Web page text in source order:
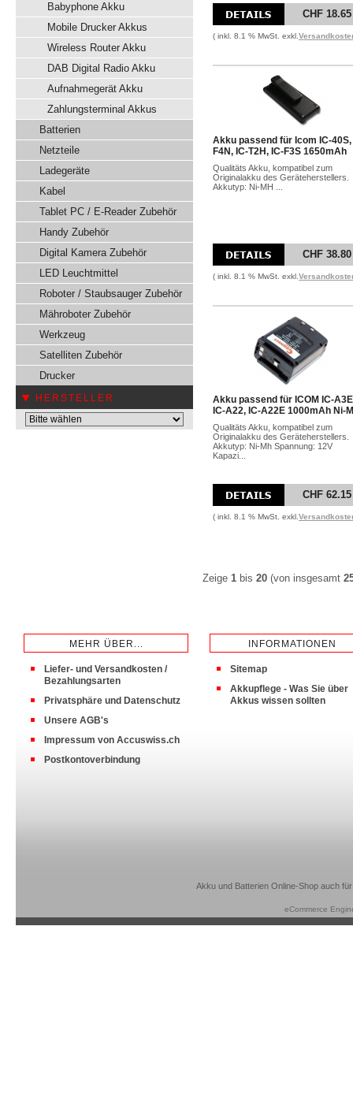
Babyphone Akku
Mobile Drucker Akkus
Wireless Router Akku
DAB Digital Radio Akku
Aufnahmegerät Akku
Zahlungsterminal Akkus
Batterien
Netzteile
Ladegeräte
Kabel
Tablet PC / E-Reader Zubehör
Handy Zubehör
Digital Kamera Zubehör
LED Leuchtmittel
Roboter / Staubsauger Zubehör
Mähroboter Zubehör
Werkzeug
Satelliten Zubehör
Drucker
HERSTELLER
CHF 18.65
( inkl. 8.1 % MwSt. exkl.
Akku passend für Icom IC-40S,
F4N, IC-T2H, IC-F3S 1650mAh
Qualitäts Akku, kompatibel zum
Originalakku des Geräteherstellers.
Akkutyp: Ni-MH ...
CHF 38.80
( inkl. 8.1 % MwSt. exkl.
Akku passend für ICOM IC-
IC-A22, IC-A22E 1000mAh Ni-
Qualitäts Akku, kompatibel zum
Originalakku des Geräteherstellers.
Akkutyp: Ni-Mh Spannung: 12V
Kapazi...
CHF 62.15
( inkl. 8.1 % MwSt. exkl.
Zeige 1 bis 20 (von insgesamt
MEHR ÜBER...
Liefer- und Versandkosten /
Bezahlungsarten
Privatsphäre und Datenschutz
Unsere AGB's
Impressum von Accuswiss.ch
Postkontoverbindung
INFORMATIONEN
Sitemap
Akkupflege - Was Sie über
Akkus wissen sollten
Akku und Batterien Online-Shop auch
eCommerce